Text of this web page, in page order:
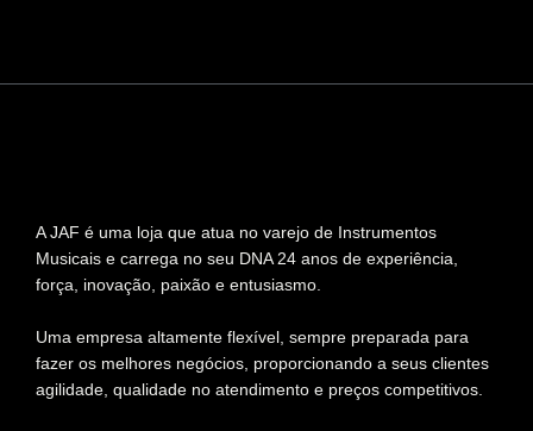
A JAF é uma loja que atua no varejo de Instrumentos
Musicais e carrega no seu DNA 24 anos de experiência,
força, inovação, paixão e entusiasmo.
Uma empresa altamente flexível, sempre preparada para
fazer os melhores negócios, proporcionando a seus clientes
agilidade, qualidade no atendimento e preços competitivos.